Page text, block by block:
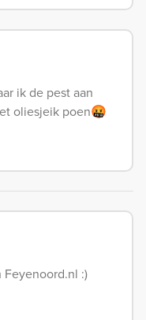
ik de pest aan
oliesjeik poen🤬
:)